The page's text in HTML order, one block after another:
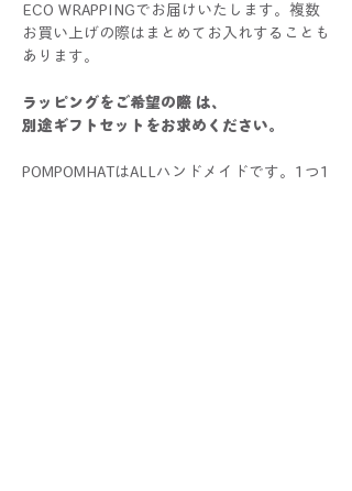
ECO WRAPPINGでお届けいたします。複数
お買い上げの際はまとめてお入れすることも
あります。
ラッピングをご希望の際 は、
別途ギフトセットをお求めください。
POMPOMHATはALLハンドメイドです。1つ1